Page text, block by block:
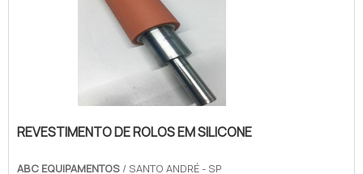
uma empresa seria e que preze a qualidade
de todos os materiais utilizados .
REVESTIMENTO DE ROLOS EM SILICONE
ABC EQUIPAMENTOS / SANTO ANDRÉ - SP